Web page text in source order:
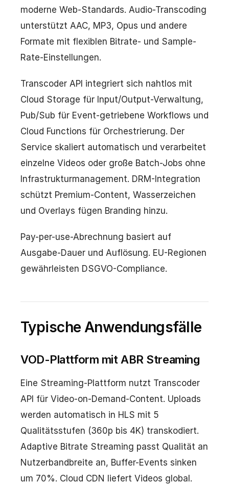
moderne Web-Standards. Audio-Transcoding
unterstützt AAC, MP3, Opus und andere
Formate mit flexiblen Bitrate- und Sample-
Rate-Einstellungen.
Transcoder API integriert sich nahtlos mit
Cloud Storage für Input/Output-Verwaltung,
Pub/Sub für Event-getriebene Workflows und
Cloud Functions für Orchestrierung. Der
Service skaliert automatisch und verarbeitet
einzelne Videos oder große Batch-Jobs ohne
Infrastrukturmanagement. DRM-Integration
schützt Premium-Content, Wasserzeichen
und Overlays fügen Branding hinzu.
Pay-per-use-Abrechnung basiert auf
Ausgabe-Dauer und Auflösung. EU-Regionen
gewährleisten DSGVO-Compliance.
Typische Anwendungsfälle
VOD-Plattform mit ABR Streaming
Eine Streaming-Plattform nutzt Transcoder
API für Video-on-Demand-Content. Uploads
werden automatisch in HLS mit 5
Qualitätsstufen (360p bis 4K) transkodiert.
Adaptive Bitrate Streaming passt Qualität an
Nutzerbandbreite an, Buffer-Events sinken
um 70%. Cloud CDN liefert Videos global.